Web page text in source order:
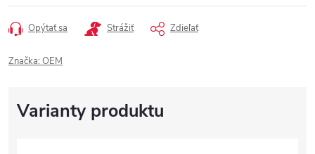
Opýtať sa Strážiť Zdieľať
Značka: OEM